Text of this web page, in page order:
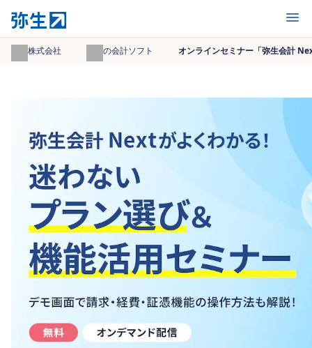
開く
弥生株式会社 弥生の会計ソフト オンラインセミナー「弥生会計